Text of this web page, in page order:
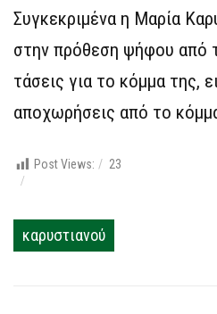
Συγκεκριμένα η Μαρία
στην πρόθεση ψήφου από
τάσεις για το κόμμα της,
αποχωρήσεις από το
Post Views: 23
καρυστιανού